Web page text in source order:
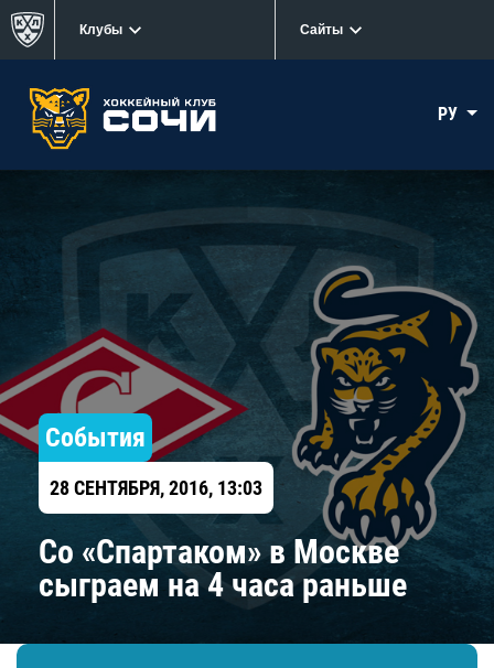
Клубы Сайты
РУ
События
28 СЕНТЯБРЯ, 2016, 13:03
Со «Спартаком» в Москве
сыграем на 4 часа раньше